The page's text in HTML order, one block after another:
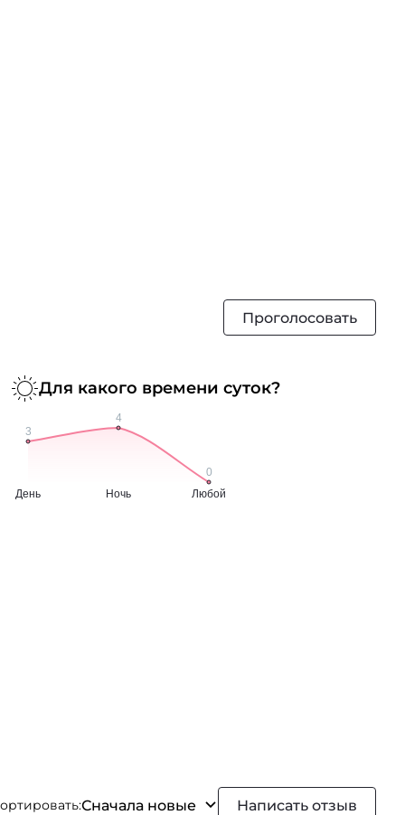
Проголосовать
Для какого времени суток?
Сначала новые Написать отзыв